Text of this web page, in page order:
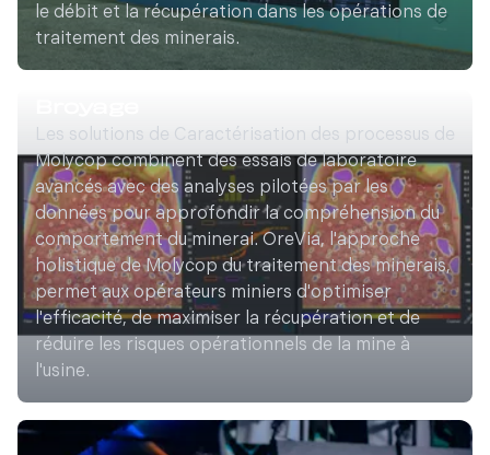
le débit et la récupération dans les opérations de
traitement des minerais.
Les solutions de Caractérisation des processus de
Molycop combinent des essais de laboratoire
avancés avec des analyses pilotées par les
données pour approfondir la compréhension du
comportement du minerai. OreVia, l'approche
holistique de Molycop du traitement des minerais,
permet aux opérateurs miniers d'optimiser
l'efficacité, de maximiser la récupération et de
réduire les risques opérationnels de la mine à
l'usine.